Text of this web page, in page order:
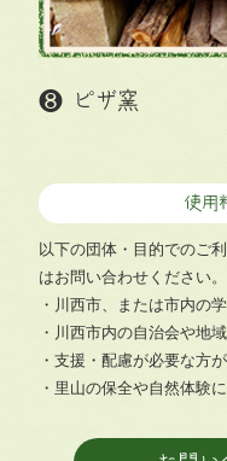
❽ ピザ窯
使用
以下の団体・目的でのご
はお問い合わせください。
・川西市、または市内の
・川西市内の自治会や地
・支援・配慮が必要な方
・里山の保全や自然体験